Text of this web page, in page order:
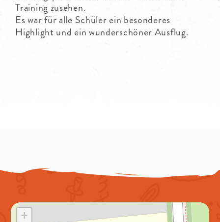
Training zusehen.
Es war für alle Schüler ein besonderes
Highlight und ein wunderschöner Ausflug.
+